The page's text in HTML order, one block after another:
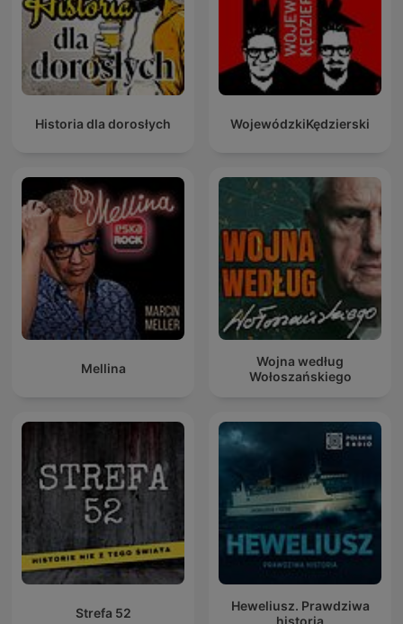
Historia dla dorosłych WojewódzkiKędzierski
Mellina
Wojna według
Wołoszańskiego
Strefa 52
Heweliusz. Prawdziwa
historia